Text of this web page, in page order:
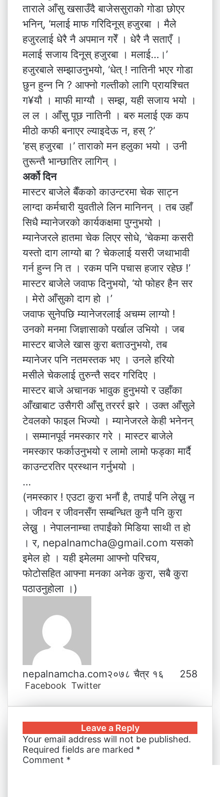
ताराले आँसु खसाउँदै बाजेससुराको गोडा छोएर
भनिन्, ‘मलाई माफ गरिदिनूस् हजुरबा । मैले
हजुरलाई धेरै नै अपमान गरेँ । धेरै नै सताएँ ।
मलाई सजाय दिनूस् हजुरबा । मलाई…।’
हजुरबाले सम्झाउनुभयो, ‘धेत् ! नातिनी भएर गोडा
छुन हुन्न नि ? आफ्नो गल्तीको लागि प्रायश्चित
ग¥यौ । माफी माग्यौ । सम्झ, यही सजाय भयो ।
ल ल । आँसु पूछ नातिनी । बरु मलाई एक कप
मीठो कफी बनाएर ल्याइदेऊ न, हस् ?’
‘हस् हजुरबा ।’ ताराको मन हलुका भयो । उनी
तुरून्तै भान्छातिर लागिन् ।
अर्को दिन
मास्टर बाजेले बैँकको काउन्टरमा चेक साट्न
लाग्दा कर्मचारी युवतीले लिन मानिनन् । तब उहाँ
सिधै म्यानेजरको कार्यकक्षमा पुग्नुभयो ।
म्यानेजरले हातमा चेक लिएर सोधे, ‘चेकमा कसरी
यस्तो दाग लाग्यो बा ? चेकलाई यसरी जथाभावी
गर्न हुन्न नि त । रकम पनि पचास हजार रहेछ !’
मास्टर बाजेले जवाफ दिनुभयो, ‘यो फोहर हैन सर
। मेरो आँसुको दाग हो ।’
जवाफ सुनेपछि म्यानेजरलाई अचम्म लाग्यो !
उनको मनमा जिज्ञासाको पर्खाल उभियो । जब
मास्टर बाजेले खास कुरा बताउनुभयो, तब
म्यानेजर पनि नतमस्तक भए । उनले हरियो
मसीले चेकलाई तुरुन्तै सदर गरिदिए ।
मास्टर बाजे अचानक भावुक हुनुभयो र उहाँका
आँखाबाट उसैगरी आँसु तररर्र झरे । उक्त आँसुले
टेवलको फाइल भिज्यो । म्यानेजरले केही भनेनन्
। सम्मानपूर्व नमस्कार गरे । मास्टर बाजेले
नमस्कार फर्काउनुभयो र लामो लामो फड्का मार्दै
काउन्टरतिर प्रस्थान गर्नुभयो ।
…
(नमस्कार ! एउटा कुरा भनौं है, तपाईं पनि लेख्नु न
। जीवन र जीवनसँग सम्बन्धित कुनै पनि कुरा
लेख्नु । नेपालनाम्चा तपाईंको मिडिया साथी त हो
। र, nepalnamcha@gmail.com यसको
इमेल हो । यही इमेलमा आफ्नो परिचय,
फोटोसहित आफ्ना मनका अनेक कुरा, सबै कुरा
पठाउनुहोला ।)
nepalnamcha.com२०७८ चैत्र १६ 258
Facebook Twitter
Email
Leave a Reply
Your email address will not be published.
Required fields are marked *
Comment *